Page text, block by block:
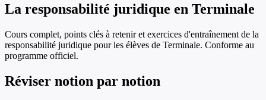
La responsabilité juridique en Terminale
Cours complet, points clés à retenir et exercices d'entraînement de la
responsabilité juridique pour les élèves de Terminale. Conforme au
programme officiel.
Réviser notion par notion